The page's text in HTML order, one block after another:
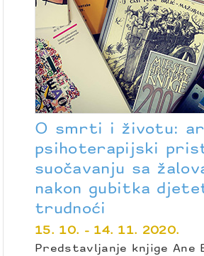
O smrti i životu:
psihoterapijski
suočavanju sa
nakon gubitka
trudnoći
15. 10. - 14. 11. 2020.
Predstavljanje knjige Ane